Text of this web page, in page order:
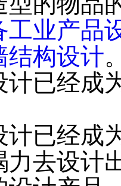
工业产品
结构设计
计已经成
计已经成
力去设计